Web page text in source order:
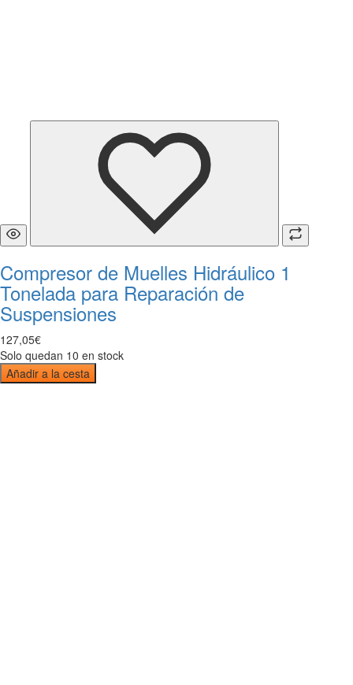
Compresor de Muelles Hidráulico 1
Tonelada para Reparación de
Suspensiones
127,05€
Solo quedan 10 en stock
Añadir a la cesta